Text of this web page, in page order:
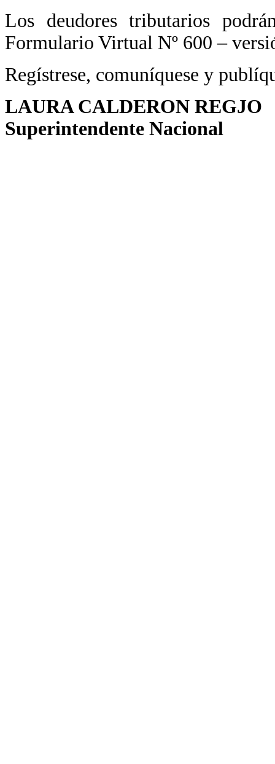
Los deudores tributarios
Formulario Virtual Nº 600 –
Regístrese, comuníquese y
LAURA CALDERON REGJO
Superintendente Nacional